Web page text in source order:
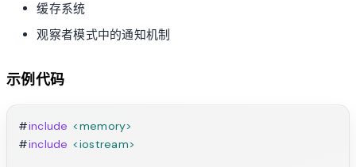
缓存系统
观察者模式中的通知机制
示例代码
#include <memory>
#include <iostream>